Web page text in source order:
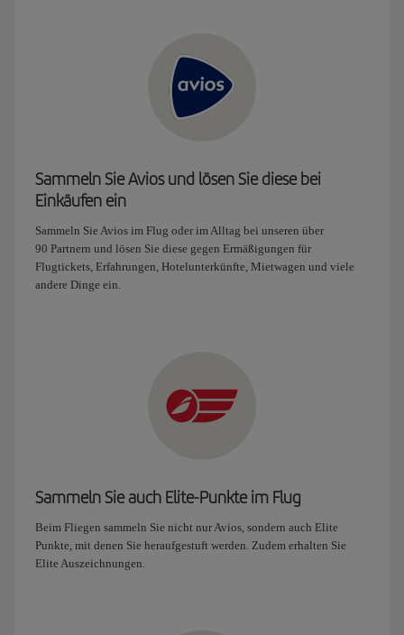
Sammeln Sie Avios und lösen Sie diese bei
Einkäufen ein
Sammeln Sie Avios im Flug oder im Alltag bei unseren über
90 Partnern und lösen Sie diese gegen Ermäßigungen für
Flugtickets, Erfahrungen, Hotelunterkünfte, Mietwagen und viele
andere Dinge ein.
Sammeln Sie auch Elite-Punkte im Flug
Beim Fliegen sammeln Sie nicht nur Avios, sondern auch Elite
Punkte, mit denen Sie heraufgestuft werden. Zudem erhalten Sie
Elite Auszeichnungen.